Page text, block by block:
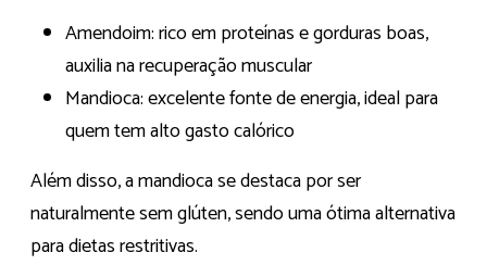
Amendoim: rico em proteínas e gorduras boas,
auxilia na recuperação muscular
Mandioca: excelente fonte de energia, ideal para
quem tem alto gasto calórico
Além disso, a mandioca se destaca por ser
naturalmente sem glúten, sendo uma ótima alternativa
para dietas restritivas.